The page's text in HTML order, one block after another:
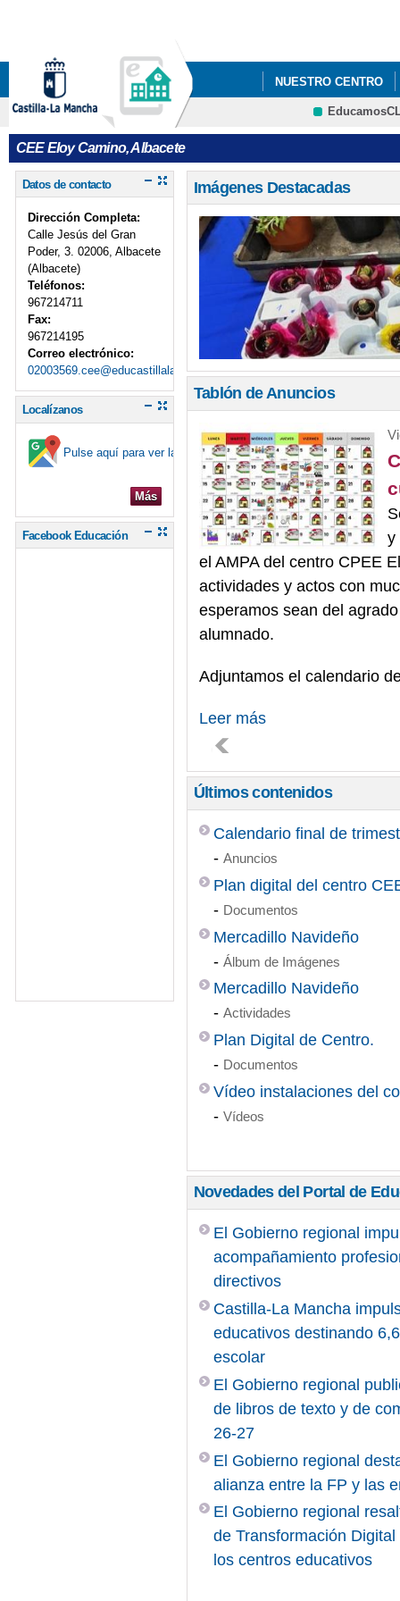
NUESTRO CENTRO
CELEBRACIÓN DÍA
TRÍPTICOS
CEE Eloy Camino, Albacete
Datos de contacto
Dirección Completa:
Calle Jesús del Gran
Poder, 3. 02006, Albacete
(Albacete)
Teléfonos:
967214711
Fax:
967214195
Correo electrónico:
02003569.cee@educastillalamancha.es
Localízanos
Pulse aquí para ver la ubicación en el mapa
Más
Facebook Educación
Imágenes Destacadas
Tablón de Anuncios
y
el AMPA del centro CPEE
actividades y actos con
esperamos sean del
alumnado.
Adjuntamos el calendario
Leer más
Últimos contenidos
Calendario final de
- Anuncios
Plan digital del centro
- Documentos
Mercadillo Navideño
- Álbum de Imágenes
Mercadillo Navideño
- Actividades
Plan Digital de Centro.
- Documentos
Vídeo instalaciones del
- Vídeos
Novedades del Portal de
El Gobierno regional
acompañamiento
directivos
Castilla-La Mancha
educativos destinando
escolar
El Gobierno regional
de libros de texto y de
26-27
El Gobierno regional
alianza entre la FP y las
El Gobierno regional
de Transformación
los centros educativos